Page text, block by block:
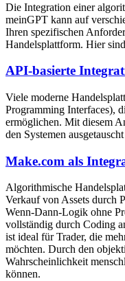
Die Integration einer
meinGPT kann auf
Ihren spezifischen
Handelsplattform. Hier
API-basierte
Viele moderne
Programming Interfaces),
ermöglichen. Mit diesem
den Systemen
Make.com als
Algorithmische
Verkauf von Assets durch
Wenn-Dann-Logik ohne
vollständig durch Coding
ist ideal für Trader, die
möchten. Durch den
Wahrscheinlichkeit
können.